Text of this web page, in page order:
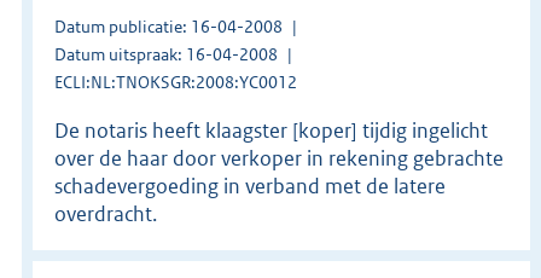
Datum publicatie: 16-04-2008
Datum uitspraak: 16-04-2008
ECLI:NL:TNOKSGR:2008:YC0012
De notaris heeft klaagster [koper] tijdig ingelicht
over de haar door verkoper in rekening gebrachte
schadevergoeding in verband met de latere
overdracht.